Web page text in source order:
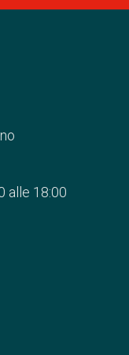
alle 18:00